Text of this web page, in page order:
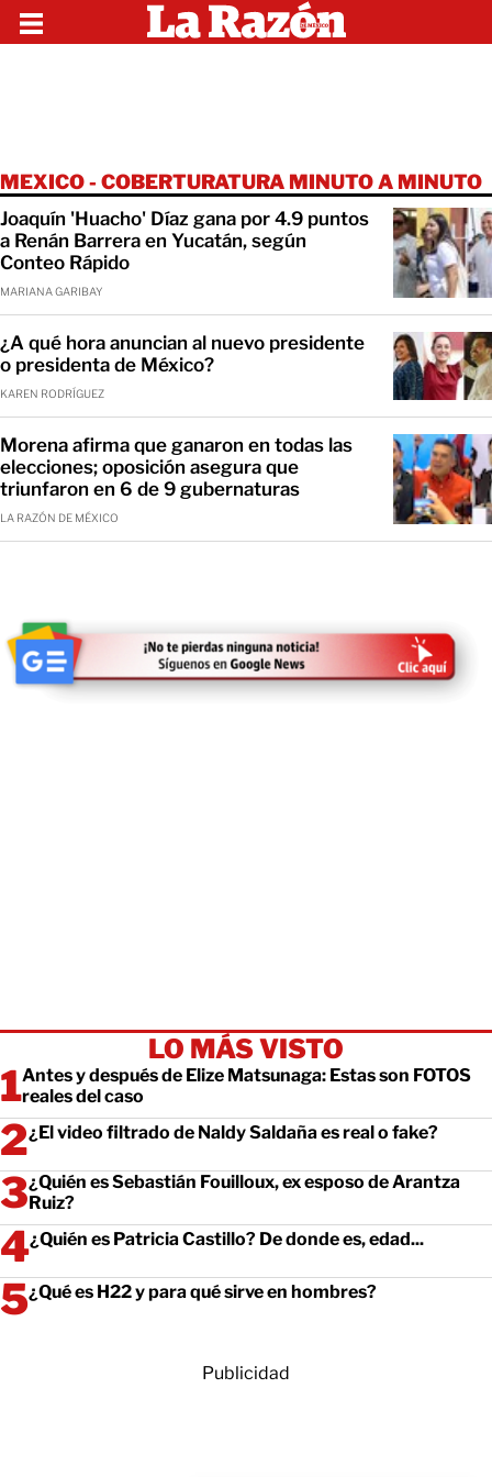
MEXICO - COBERTURATURA MINUTO A MINUTO
Joaquín 'Huacho' Díaz gana por 4.9 puntos
a Renán Barrera en Yucatán, según
Conteo Rápido
MARIANA GARIBAY
¿A qué hora anuncian al nuevo presidente
o presidenta de México?
KAREN RODRÍGUEZ
Morena afirma que ganaron en todas las
elecciones; oposición asegura que
triunfaron en 6 de 9 gubernaturas
LA RAZÓN DE MÉXICO
LO MÁS VISTO
Antes y después de Elize Matsunaga: Estas son FOTOS
reales del caso
¿El video filtrado de Naldy Saldaña es real o fake?
¿Quién es Sebastián Fouilloux, ex esposo de Arantza
Ruiz?
¿Quién es Patricia Castillo? De donde es, edad...
¿Qué es H22 y para qué sirve en hombres?
Publicidad